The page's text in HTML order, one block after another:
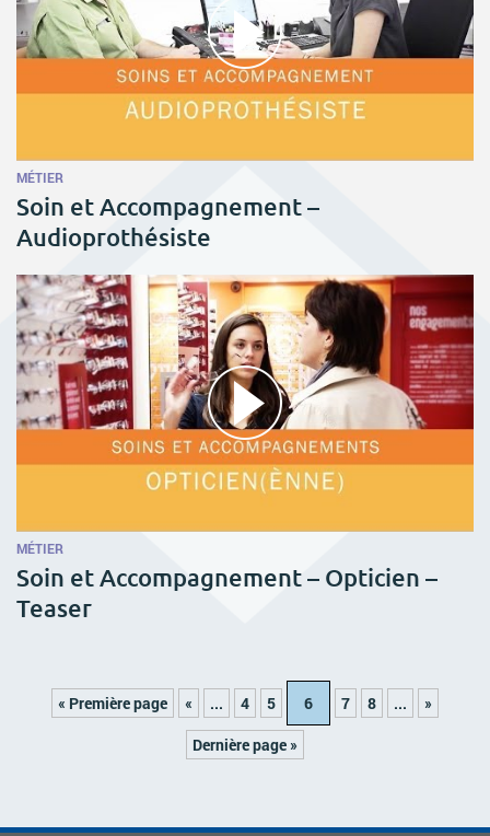
MÉTIER
Soin et Accompagnement –
Audioprothésiste
MÉTIER
Soin et Accompagnement – Opticien –
Teaser
« Première page « ... 4 5 6 7 8 ...
»
Dernière page »